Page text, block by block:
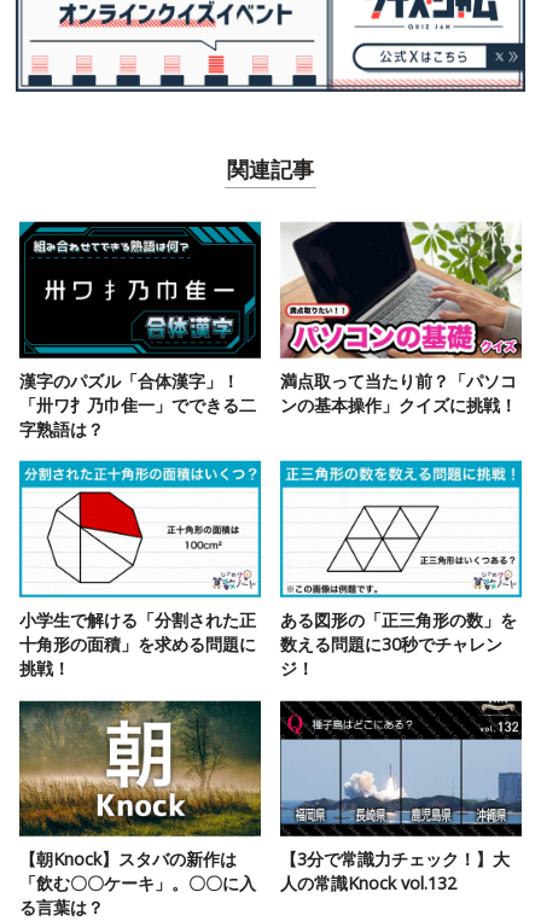
関連記事
漢字のパズル「合体漢字」！
「卅ワ扌乃巾隹一」でできる二
字熟語は？
満点取って当たり前？「パソコ
ンの基本操作」クイズに挑戦！
小学生で解ける「分割された正
十角形の面積」を求める問題に
挑戦！
ある図形の「正三角形の数」を
数える問題に30秒でチャレン
ジ！
【朝Knock】スタバの新作は
「飲む〇〇ケーキ」。〇〇に入
る言葉は？
【3分で常識力チェック！】大
人の常識Knock vol.132